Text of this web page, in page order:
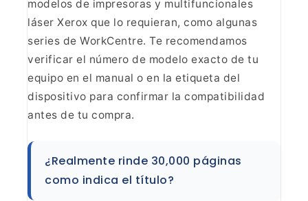
modelos de impresoras y multifuncionales
láser Xerox que lo requieran, como algunas
series de WorkCentre. Te recomendamos
verificar el número de modelo exacto de tu
equipo en el manual o en la etiqueta del
dispositivo para confirmar la compatibilidad
antes de tu compra.
¿Realmente rinde 30,000 páginas
como indica el título?